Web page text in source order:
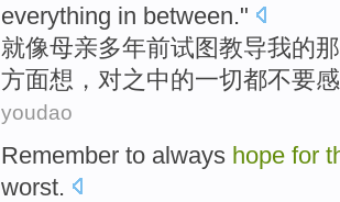
everything in between."
就像母亲多年前试图教导我的
方面想，对之中的一切都不要
youdao
Remember to always hope for
worst.